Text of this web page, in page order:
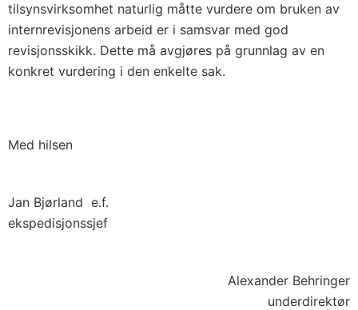
tilsynsvirksomhet naturlig måtte vurdere om bruken av
internrevisjonens arbeid er i samsvar med god
revisjonsskikk. Dette må avgjøres på grunnlag av en
konkret vurdering i den enkelte sak.
Med hilsen
Jan Bjørland e.f.
ekspedisjonssjef
Alexander Behringer
underdirektør